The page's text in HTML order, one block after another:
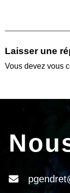
Laisser une
Vous devez vous